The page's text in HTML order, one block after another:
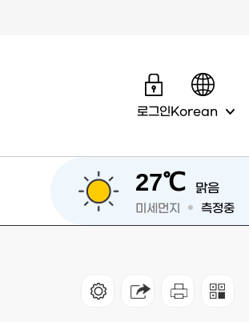
로그인Korean
27℃ 맑음
미세먼지 측정중